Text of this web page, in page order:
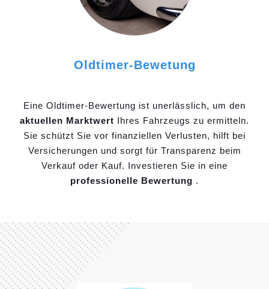
Oldtimer-Bewetung
Eine Oldtimer-Bewertung ist unerlässlich, um den
aktuellen Marktwert Ihres Fahrzeugs zu ermitteln.
Sie schützt Sie vor finanziellen Verlusten, hilft bei
Versicherungen und sorgt für Transparenz beim
Verkauf oder Kauf. Investieren Sie in eine
professionelle Bewertung .